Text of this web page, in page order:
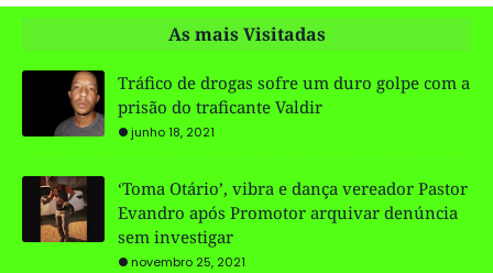
As mais Visitadas
Tráfico de drogas sofre um duro golpe com a
prisão do traficante Valdir
junho 18, 2021
‘Toma Otário’, vibra e dança vereador Pastor
Evandro após Promotor arquivar denúncia
sem investigar
novembro 25, 2021